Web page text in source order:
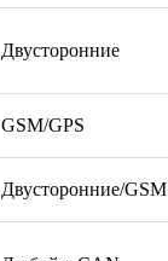
Двусторонние
GSM/GPS
Двусторонние/GSM